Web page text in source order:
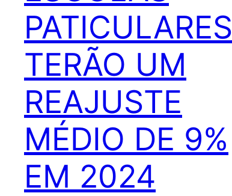
PATICULARES
TERÃO UM
REAJUSTE
MÉDIO DE 9%
EM 2024